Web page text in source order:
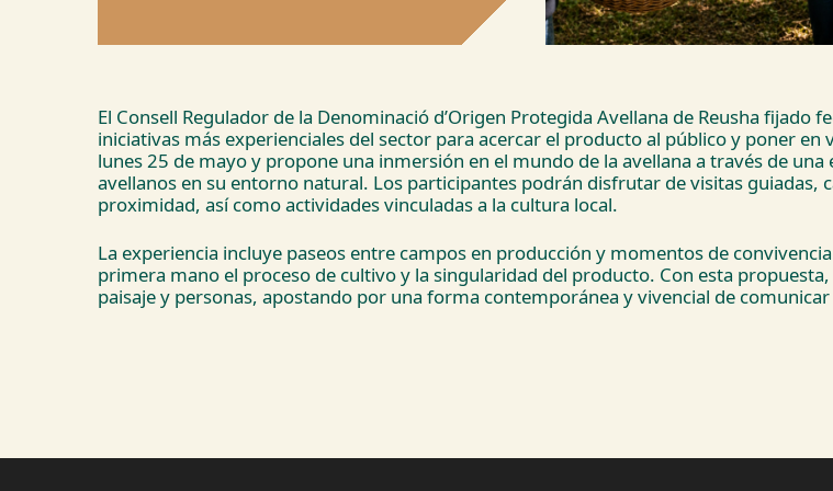
El Consell Regulador de la Denominació d’Origen Protegida Avellana de Reusha fijado
iniciativas más experienciales del sector para acercar el producto al público y poner
lunes 25 de mayo y propone una inmersión en el mundo de la avellana a través de
avellanos en su entorno natural. Los participantes podrán disfrutar de visitas guiadas,
proximidad, así como actividades vinculadas a la cultura local.
La experiencia incluye paseos entre campos en producción y momentos de
primera mano el proceso de cultivo y la singularidad del producto. Con esta
paisaje y personas, apostando por una forma contemporánea y vivencial de